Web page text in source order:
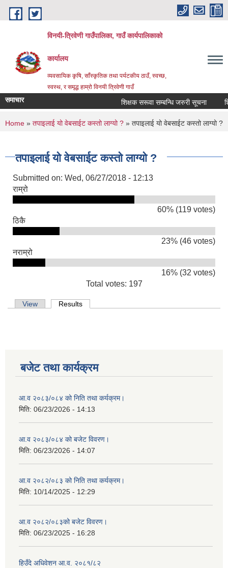
Skip to main content
विनयी-त्रिवेणी गाउँपालिका, गाउँ कार्यपालिकाको
कार्यालय
व्यवसायिक कृषि, साँस्कृतिक तथा पर्यटकीय ठाउँ, स्वच्छ,
स्वस्थ, र समृद्ध हाम्रो विनयी त्रिवेणी गाउँ
समाचार शिक्षक सरूवा सम्बन्धि जरुरी सूचना
You are here
Home » तपाइलाई यो वेबसाईट कस्तो लाग्यो ? » तपाइलाई यो वेबसाईट कस्तो लाग्यो ?
तपाइलाई यो वेबसाईट कस्तो लाग्यो ?
Submitted on: Wed, 06/27/2018 - 12:13
राम्रो
60% (119 votes)
ठिकै
23% (46 votes)
नराम्रो
16% (32 votes)
Total votes: 197
Primary tabs
View Results
बजेट तथा कार्यक्रम
आ.व २०८३/०८४ को निति तथा कर्यक्रम।
मिति: 06/23/2026 - 14:13
आ.व २०८३/०८४ को बजेट विवरण।
मिति: 06/23/2026 - 14:07
आ.व २०८२/०८३ को निति तथा कर्यक्रम।
मिति: 10/14/2025 - 12:29
आ.व २०८२/०८३को बजेट विवरण।
मिति: 06/23/2025 - 16:28
हिउँदे अधिवेशन आ.व. २०८१/८२